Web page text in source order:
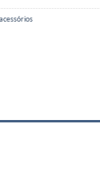
acessórios